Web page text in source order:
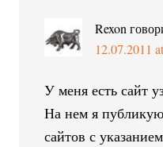
Rexon
12.07.2011
У меня есть сайт
На нем я
сайтов с